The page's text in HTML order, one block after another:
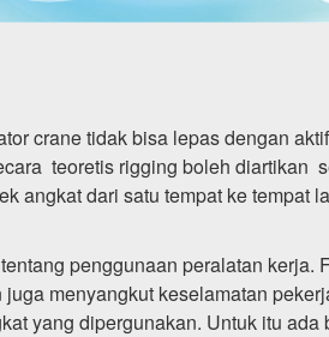
crane tidak bisa lepas dengan
teoretis rigging boleh diartikan
angkat dari satu tempat ke tempat
penggunaan peralatan kerja.
menyangkut keselamatan
yang dipergunakan. Untuk itu ada